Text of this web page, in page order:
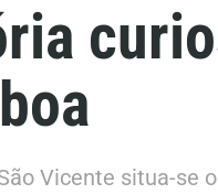
Vicente situa-se